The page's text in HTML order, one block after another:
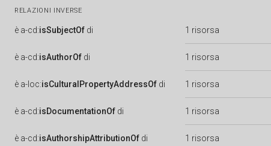
RELAZIONI INVERSE
è a-cd:isSubjectOf di 1 risorsa
è a-cd:isAuthorOf di 1 risorsa
è a-loc:isCulturalPropertyAddressOf di 1 risorsa
è a-cd:isDocumentationOf di 1 risorsa
è a-cd:isAuthorshipAttributionOf di 1 risorsa